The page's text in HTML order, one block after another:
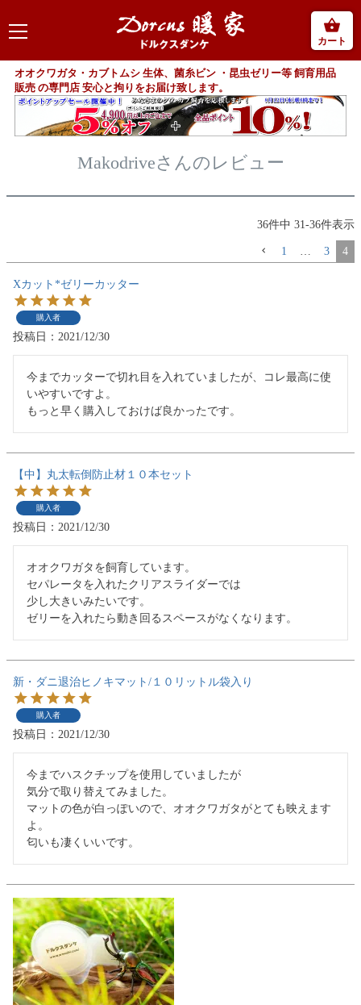
カート
オオクワガタ・カブトムシ 生体、菌糸ビン ・昆虫ゼリー等 飼育用品
販売 の専門店 安心と拘りをお届け致します。
Makodriveさんのレビュー
36件中 31 -36件表示
1 3 4
Xカット*ゼリーカッター
購入者
投稿日 2021/12/30
今までカッターで切れ目を入れていましたが、コレ最高に使
いやすいですよ。
もっと早く購入しておけば良かったです。
【中】丸太転倒防止材１０本セット
購入者
投稿日 2021/12/30
オオクワガタを飼育しています。
セパレータを入れたクリアスライダーでは
少し大きいみたいです。
ゼリーを入れたら動き回るスペースがなくなります。
新・ダニ退治ヒノキマット/１０リットル袋入り
購入者
投稿日 2021/12/30
今までハスクチップを使用していましたが
気分で取り替えてみました。
マットの色が白っぽいので、オオクワガタがとても映えます
よ。